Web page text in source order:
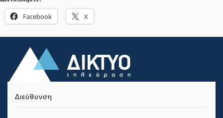
Facebook X
Διεύθυνση